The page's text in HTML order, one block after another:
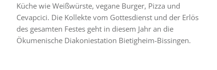
Küche wie Weißwürste, vegane Burger, Pizza und
Cevapcici. Die Kollekte vom Gottesdienst und der Erlös
des gesamten Festes geht in diesem Jahr an die
Ökumenische Diakoniestation Bietigheim-Bissingen.